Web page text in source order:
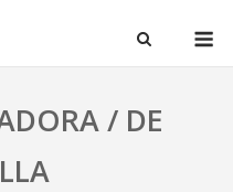
/ DE